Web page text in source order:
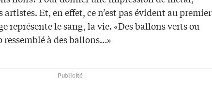
Et, en effet, ce n’est pas évident au premier
représente le sang, la vie. «Des ballons verts ou
à des ballons…»
Publicité